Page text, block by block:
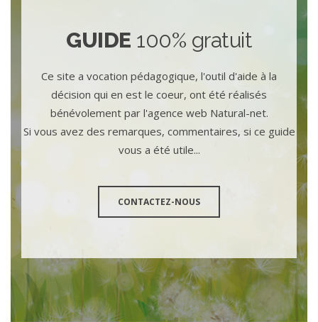
GUIDE 100% gratuit
Ce site a vocation pédagogique, l'outil d'aide à la
décision qui en est le coeur, ont été réalisés
bénévolement par l'agence web Natural-net.
Si vous avez des remarques, commentaires, si ce guide
vous a été utile...
CONTACTEZ-NOUS